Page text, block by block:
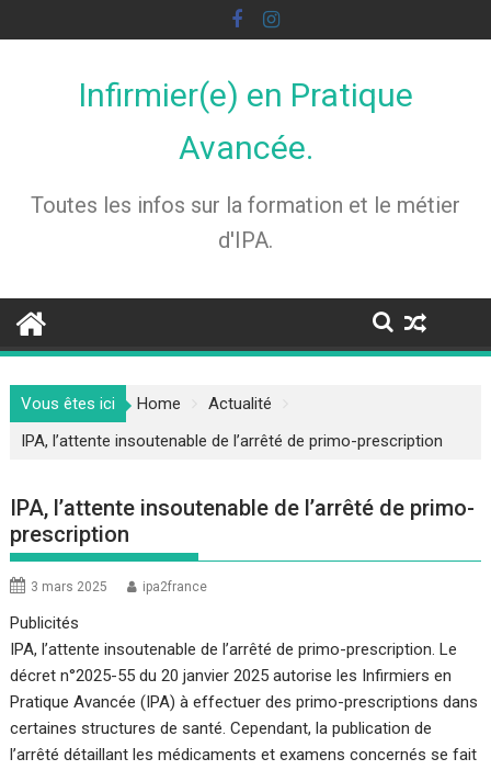
to
Infirmier(e) en Pratique
Avancée.
Toutes les infos sur la formation et le métier
d'IPA.
Vous êtes ici Home
Actualité
IPA, l’attente insoutenable de l’arrêté de primo-prescription
IPA, l’attente insoutenable de l’arrêté de primo-
prescription
3 mars 2025 ipa2france
Publicités
IPA, l’attente insoutenable de l’arrêté de primo-prescription. Le
décret n°2025-55 du 20 janvier 2025 autorise les Infirmiers en
Pratique Avancée (IPA) à effectuer des primo-prescriptions dans
certaines structures de santé. Cependant, la publication de
l’arrêté détaillant les médicaments et examens concernés se fait